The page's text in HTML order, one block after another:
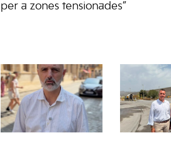
per a zones tensionades”